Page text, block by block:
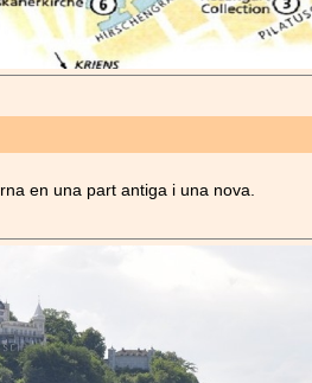
en una part antiga i una nova.